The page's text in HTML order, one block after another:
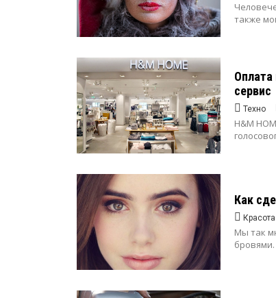
также
сервис
Техно
H&M
Как
Красота
Мы так
бровями.